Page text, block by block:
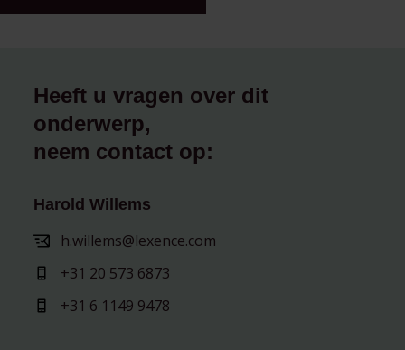
Heeft u vragen over dit
onderwerp,
neem contact op:
Harold Willems
h.willems@lexence.com
+31 20 573 6873
+31 6 1149 9478